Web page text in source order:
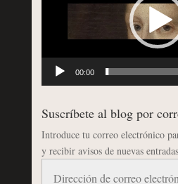
00:00
Suscríbete al blog por
Introduce tu correo electrónico
y recibir avisos de nuevas